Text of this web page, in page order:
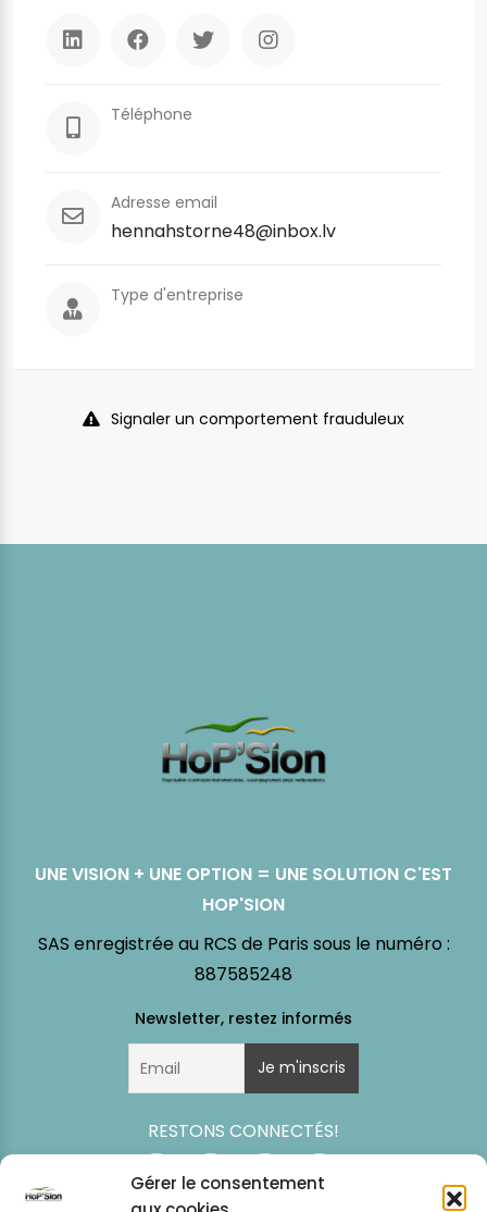
Gérer le consentement
Téléphone
Adresse email
hennahstorne48@inbox.lv
Type d'entreprise
Signaler un comportement frauduleux
UNE VISION + UNE OPTION = UNE SOLUTION C'EST
HOP'SION
SAS enregistrée au RCS de Paris sous le numéro :
887585248
RESTONS CONNECTÉS!